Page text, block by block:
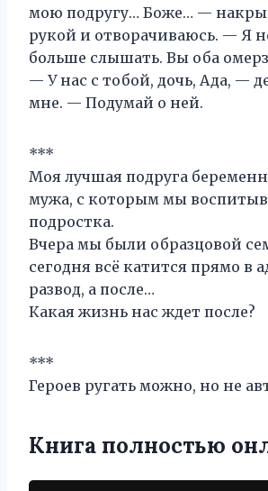
мою подругу… Боже… —
рукой и отворачиваюсь. — Я
больше слышать. Вы оба
— У нас с тобой, дочь, Ада, —
мне. — Подумай о ней.
***
Моя лучшая подруга
мужа, с которым мы
подростка.
Вчера мы были образцовой
сегодня всё катится прямо в
развод, а после…
Какая жизнь нас ждет после?
***
Героев ругать можно, но не
Книга полностью